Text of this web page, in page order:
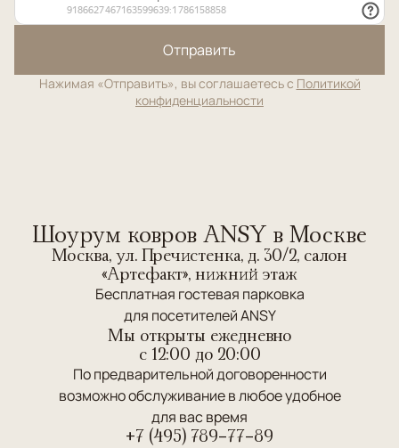
Отправить
Нажимая «Отправить», вы соглашаетесь с Политикой
конфиденциальности
Шоурум ковров ANSY в Москве
Москва, ул. Пречистенка, д. 30/2, салон
«Артефакт», нижний этаж
Бесплатная гостевая парковка
для посетителей ANSY
Мы открыты ежедневно
c 12:00 до 20:00
По предварительной договоренности
возможно обслуживание в любое удобное
для вас время
+7 (495) 789-77-89